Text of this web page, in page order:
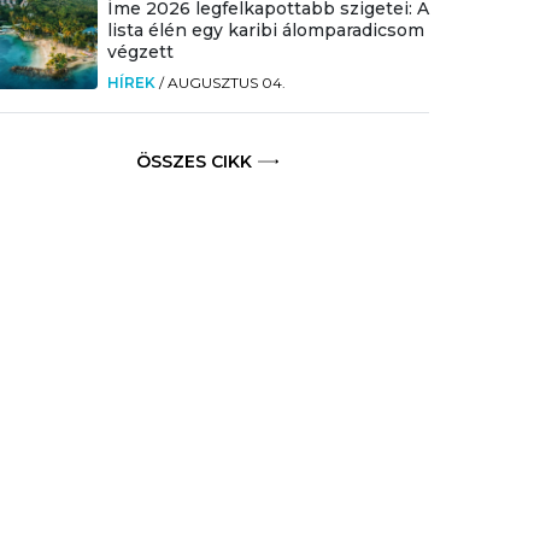
Íme 2026 legfelkapottabb szigetei: A
lista élén egy karibi álomparadicsom
végzett
HÍREK /AUGUSZTUS 04.
ÖSSZES CIKK